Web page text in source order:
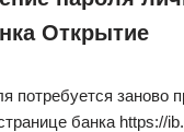
Открытие
потребуется заново
банка https://